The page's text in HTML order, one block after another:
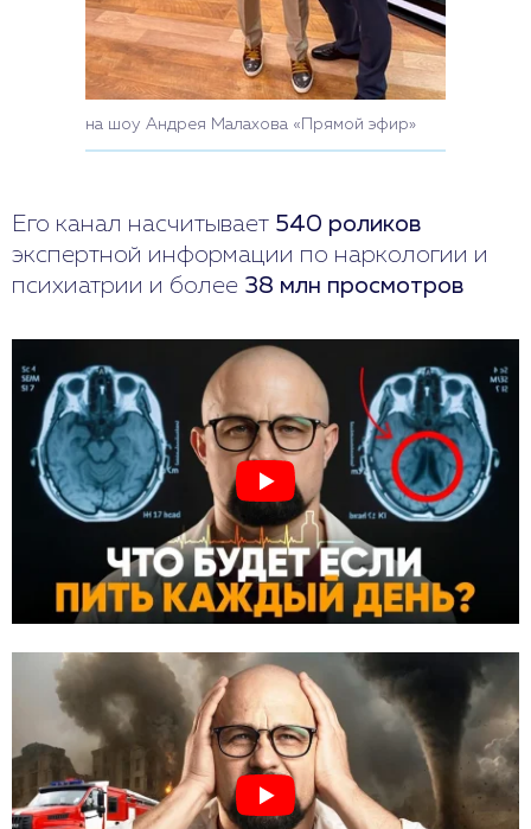
на шоу Андрея Малахова «Прямой эфир»
Его канал насчитывает 540 роликов
экспертной информации по наркологии и
психиатрии и более 38 млн просмотров